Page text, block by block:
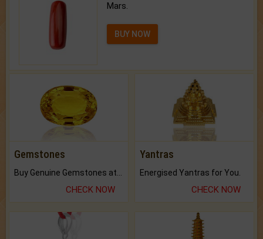
Mars.
BUY NOW
Gemstones
CHECK NOW
Yantras
Energised Yantras for You.
CHECK NOW